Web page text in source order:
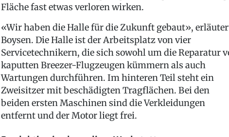
Fläche fast etwas verloren wirken.
«Wir haben die Halle für die Zukunft gebaut»,
Boysen. Die Halle ist der Arbeitsplatz von vier
Servicetechnikern, die sich sowohl um die Reparatur
kaputten Breezer-Flugzeugen kümmern als auch
Wartungen durchführen. Im hinteren Teil steht ein
Zweisitzer mit beschädigten Tragflächen. Bei den
beiden ersten Maschinen sind die Verkleidungen
entfernt und der Motor liegt frei.